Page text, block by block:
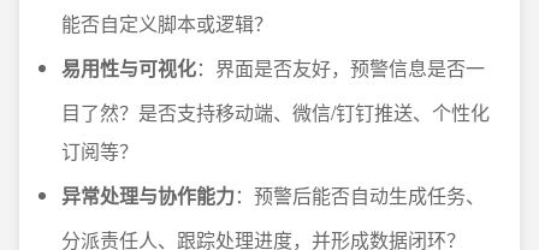
能否自定义脚本或逻辑？
易用性与可视化：界面是否友好，预警信息是否一
目了然？是否支持移动端、微信/钉钉推送、个性化
订阅等？
异常处理与协作能力：预警后能否自动生成任务、
分派责任人、跟踪处理进度，并形成数据闭环？